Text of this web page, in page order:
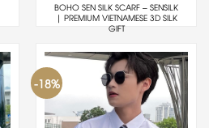
BOHO SEN SILK SCARF – SENSILK
| PREMIUM VIETNAMESE 3D SILK
GIFT
-18%